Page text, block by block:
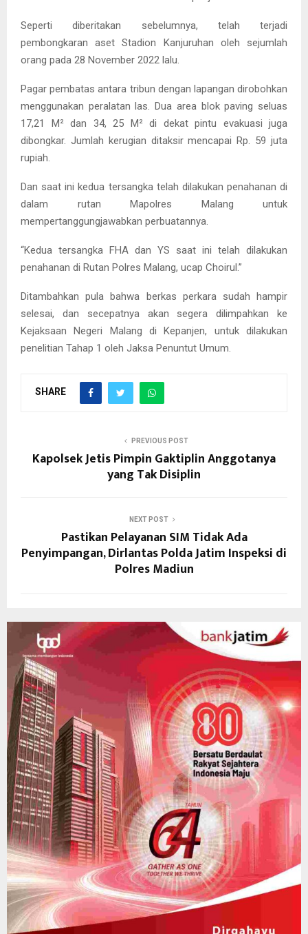
Seperti diberitakan sebelumnya, telah terjadi
pembongkaran aset Stadion Kanjuruhan oleh sejumlah
orang pada 28 November 2022 lalu.
Pagar pembatas antara tribun dengan lapangan dirobohkan
menggunakan peralatan las. Dua area blok paving seluas
17,21 M² dan 34, 25 M² di dekat pintu evakuasi juga
dibongkar. Jumlah kerugian ditaksir mencapai Rp. 59 juta
rupiah.
Dan saat ini kedua tersangka telah dilakukan penahanan di
dalam rutan Mapolres Malang untuk
mempertanggungjawabkan perbuatannya.
“Kedua tersangka FHA dan YS saat ini telah dilakukan
penahanan di Rutan Polres Malang, ucap Choirul.”
Ditambahkan pula bahwa berkas perkara sudah hampir
selesai, dan secepatnya akan segera dilimpahkan ke
Kejaksaan Negeri Malang di Kepanjen, untuk dilakukan
penelitian Tahap 1 oleh Jaksa Penuntut Umum.
SHARE
PREVIOUS POST
Kapolsek Jetis Pimpin Gaktiplin Anggotanya
yang Tak Disiplin
NEXT POST
Pastikan Pelayanan SIM Tidak Ada
Penyimpangan, Dirlantas Polda Jatim Inspeksi di
Polres Madiun